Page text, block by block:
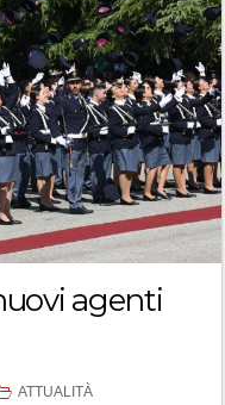
agenti
ATTUALITÀ